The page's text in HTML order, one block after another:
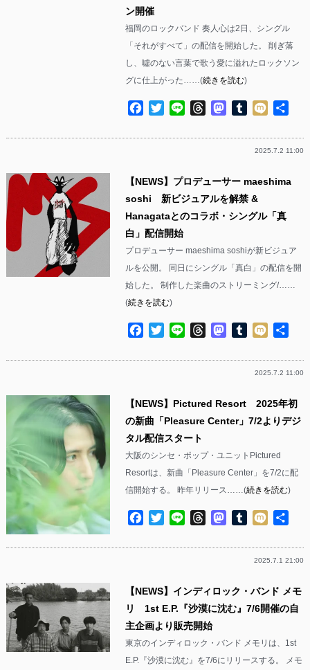
ン開催
福岡のロックバンド 奏人心は2日、シングル
「それがすべて」の配信を開始した。 削ぎ落
し、噓のない言葉で歌う愛に溢れたロックソン
グに仕上がった……(続きを読む)
Facebook
TwitterLine ThreadsMastodon
Tumblr
Mixi
2025.7.2 11:00
【NEWS】プロデューサー maeshima
soshi 新ビジュアルを解禁 &
Hanagataとのコラボ・シングル「真
白」配信開始
プロデューサー maeshima soshiが新ビジュア
ルを公開。 同日にシングル「真白」の配信を開
始した。 制作した楽曲のストリーミング/……
(続きを読む)
Facebook
TwitterLine ThreadsMastodon
Tumblr
Mixi
2025.7.2 11:00
【NEWS】Pictured Resort 2025年初
の新曲「Pleasure Center」7/2よりデジ
タル配信スタート
大阪のシンセ・ポップ・ユニットPictured
Resortは、新曲「Pleasure Center」を7/2に配
信開始する。 昨年リリース……(続きを読む)
Facebook
TwitterLine ThreadsMastodon
Tumblr
Mixi
2025.7.1 21:00
【NEWS】インディロック・バンド メモ
リ 1st E.P.『沙漠に沈む』7/6開催の自
主企画より販売開始
東京のインディロック・バンド メモリは、1st
E.P.『沙漠に沈む』を7/6にリリースする。 メモ